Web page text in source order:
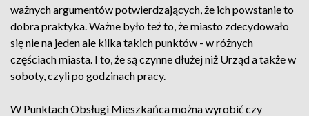
ważnych argumentów potwierdzających, że ich powstanie to
dobra praktyka. Ważne było też to, że miasto zdecydowało
się nie na jeden ale kilka takich punktów - w różnych
częściach miasta. I to, że są czynne dłużej niż Urząd a także w
soboty, czyli po godzinach pracy.
W Punktach Obsługi Mieszkańca można wyrobić czy